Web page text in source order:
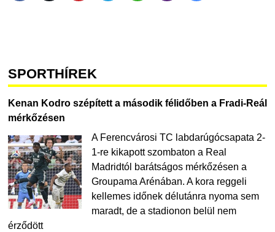
SPORTHÍREK
Kenan Kodro szépített a második félidőben a Fradi-Reál
mérkőzésen
A Ferencvárosi TC labdarúgócsapata 2-
1-re kikapott szombaton a Real
Madridtól barátságos mérkőzésen a
Groupama Arénában. A kora reggeli
kellemes időnek délutánra nyoma sem
maradt, de a stadionon belül nem
érződött